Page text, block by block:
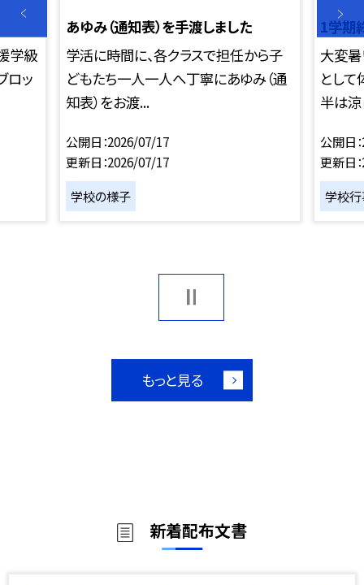
学級
ロッ
あゆみ（通知表）を手渡しました
学活に時間に、各クラスで担任から子
どもたち一人一人へ丁寧にあゆみ（通
知表）をお渡...
公開日 2026/07/17
更新日 2026/07/17
学校の様子
1学期
大変暑
とし
半は
公開日
更新日
学校
もっと見る
新着配布文書